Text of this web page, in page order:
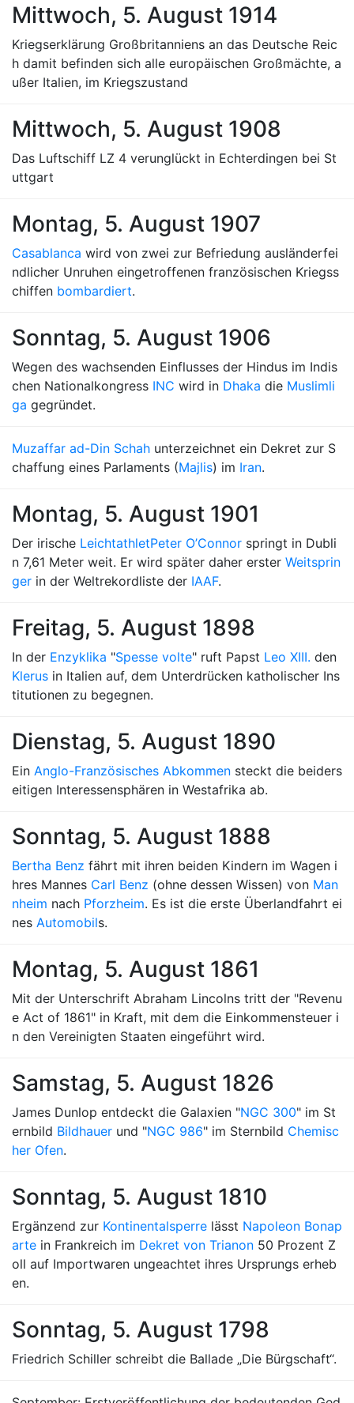
Mittwoch, 5. August 1914
Kriegserklärung Großbritanniens an das Deutsche Reic
h damit befinden sich alle europäischen Großmächte, a
ußer Italien, im Kriegszustand
Mittwoch, 5. August 1908
Das Luftschiff LZ 4 verunglückt in Echterdingen bei St
uttgart
Montag, 5. August 1907
Casablanca wird von zwei zur Befriedung ausländerfei
ndlicher Unruhen eingetroffenen französischen Kriegss
chiffen bombardiert.
Sonntag, 5. August 1906
Wegen des wachsenden Einflusses der Hindus im Indis
chen Nationalkongress INC wird in Dhaka die Muslimli
ga gegründet.
Muzaffar ad-Din Schah unterzeichnet ein Dekret zur S
chaffung eines Parlaments (Majlis) im Iran.
Montag, 5. August 1901
Der irische LeichtathletPeter O’Connor springt in Dubli
n 7,61 Meter weit. Er wird später daher erster Weitsprin
ger in der Weltrekordliste der IAAF.
Freitag, 5. August 1898
In der Enzyklika "Spesse volte" ruft Papst Leo XIII. den
Klerus in Italien auf, dem Unterdrücken katholischer Ins
titutionen zu begegnen.
Dienstag, 5. August 1890
Ein Anglo-Französisches Abkommen steckt die beiders
eitigen Interessensphären in Westafrika ab.
Sonntag, 5. August 1888
Bertha Benz fährt mit ihren beiden Kindern im Wagen i
hres Mannes Carl Benz (ohne dessen Wissen) von Man
nheim nach Pforzheim. Es ist die erste Überlandfahrt ei
nes Automobils.
Montag, 5. August 1861
Mit der Unterschrift Abraham Lincolns tritt der "Revenu
e Act of 1861" in Kraft, mit dem die Einkommensteuer i
n den Vereinigten Staaten eingeführt wird.
Samstag, 5. August 1826
James Dunlop entdeckt die Galaxien "NGC 300" im St
ernbild Bildhauer und "NGC 986" im Sternbild Chemisc
her Ofen.
Sonntag, 5. August 1810
Ergänzend zur Kontinentalsperre lässt Napoleon Bonap
arte in Frankreich im Dekret von Trianon 50 Prozent Z
oll auf Importwaren ungeachtet ihres Ursprungs erheb
en.
Sonntag, 5. August 1798
Friedrich Schiller schreibt die Ballade „Die Bürgschaft“.